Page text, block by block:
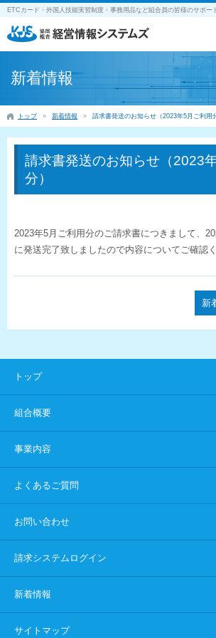
ETCカード・外国人技能実習制度・事務用品など組合員の皆様のサポー
新着情報
トップ 新着情報 請求書発送のお知らせ（2023年5月ご利用
請求書発送のお知らせ（2023
分）
2023年5月ご利用分のご請求書につきまして、
に発送完了致しましたので内容についてご確認く
新
トップ
組合概要
事業内容
よくあるご質問
お問い合わせ
請求システムログイン
新着情報
サイトマップ